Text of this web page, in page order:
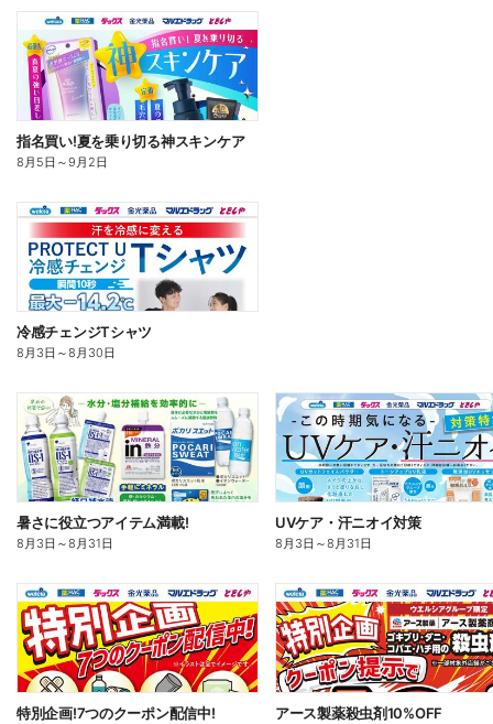
指名買い!夏を乗り切る神スキンケア
8月5日 ～9月2日
冷感チェンジTシャツ
8月3日 ～8月30日
暑さに役立つアイテム満載!
8月3日 ～8月31日
UVケア・汗ニオイ対策
8月3日 ～8月31日
特別企画!7つのクーポン配信中! アース製薬殺虫剤10%OFF